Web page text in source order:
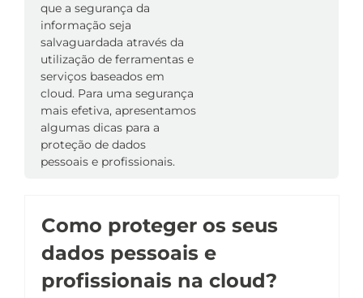
que a segurança da
informação seja
salvaguardada através da
utilização de ferramentas e
serviços baseados em
cloud. Para uma segurança
mais efetiva, apresentamos
algumas dicas para a
proteção de dados
pessoais e profissionais.
Como proteger os seus
dados pessoais e
profissionais na cloud?